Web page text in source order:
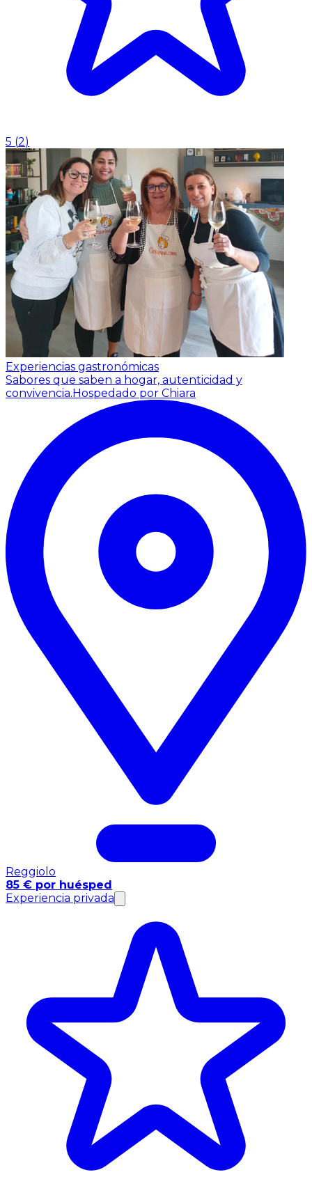
5 (2)
Experiencias gastronómicas
Sabores que saben a hogar, autenticidad y
convivencia.Hospedado por Chiara
Reggiolo
85 € por huésped
Experiencia privada